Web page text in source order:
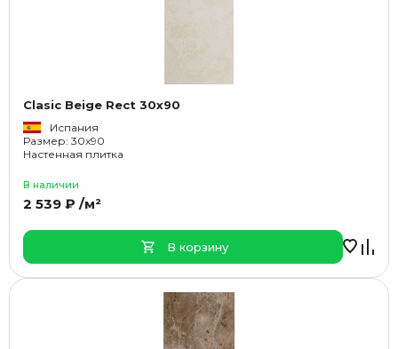
Clasic Beige Rect 30x90
Испания
Размер: 30x90
Настенная плитка
В наличии
2 539 ₽ /м²
В корзину